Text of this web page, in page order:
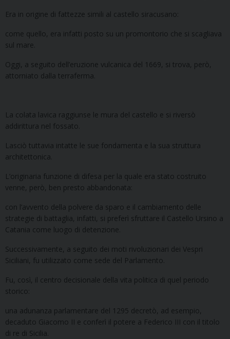
Era in origine di fattezze simili al castello siracusano:
come quello, era infatti posto su un promontorio che si scagliava
sul mare.
Oggi, a seguito dell’eruzione vulcanica del 1669, si trova, però,
attorniato dalla terraferma.
La colata lavica raggiunse le mura del castello e si riversò
addirittura nel fossato.
Lasciò tuttavia intatte le sue fondamenta e la sua struttura
architettonica.
L’originaria funzione di difesa per la quale era stato costruito
venne, però, ben presto abbandonata:
con l’avvento della polvere da sparo e il cambiamento delle
strategie di battaglia, infatti, si preferì sfruttare il Castello Ursino a
Catania come luogo di detenzione.
Successivamente, a seguito dei moti rivoluzionari dei Vespri
Siciliani, fu utilizzato come sede del Parlamento.
Fu, così, il centro decisionale della vita politica di quel periodo
storico:
una adunanza parlamentare del 1295 decretò, ad esempio,
decaduto Giacomo II e conferì il potere a Federico III con il titolo
di re di Sicilia.